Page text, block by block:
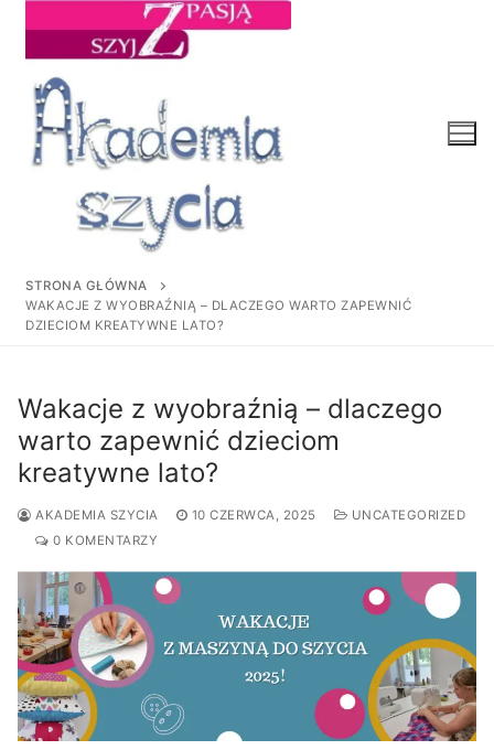
STRONA GŁÓWNA
WAKACJE Z WYOBRAŹNIĄ – DLACZEGO WARTO ZAPEWNIĆ
DZIECIOM KREATYWNE LATO?
Wakacje z wyobraźnią – dlaczego
warto zapewnić dzieciom
kreatywne lato?
AKADEMIA SZYCIA 10 CZERWCA, 2025
UNCATEGORIZED
0 KOMENTARZY